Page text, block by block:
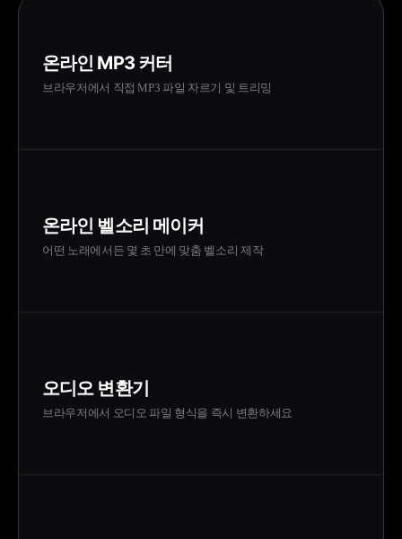
온라인 MP3 커터
브라우저에서 직접 MP3 파일 자르기 및 트리밍
온라인 벨소리 메이커
어떤 노래에서든 몇 초 만에 맞춤 벨소리 제작
오디오 변환기
브라우저에서 오디오 파일 형식을 즉시 변환하세요